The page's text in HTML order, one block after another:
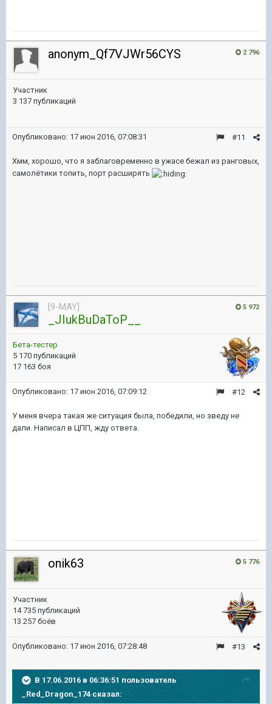
2 796
anonym_Qf7VJWr56CYS
Участник
3 137 публикаций
#11
Опубликовано: 17 июн 2016, 07:08:31
Хмм, хорошо, что я заблаговременно в ужасе бежал из ранговых,
самолётики топить, порт расширять
5 972
[9-MAY]
_JIukBuDaToP__
Бета-тестер
5 170 публикаций
17 163 боя
#12
Опубликовано: 17 июн 2016, 07:09:12
У меня вчера такая же ситуация была, победили, но зведу не
дали. Написал в ЦПП, жду ответа.
5 776
onik63
Участник
14 735 публикаций
13 257 боёв
#13
Опубликовано: 17 июн 2016, 07:28:48
В 17.06.2016 в 06:36:51 пользователь
_Red_Dragon_174 сказал: